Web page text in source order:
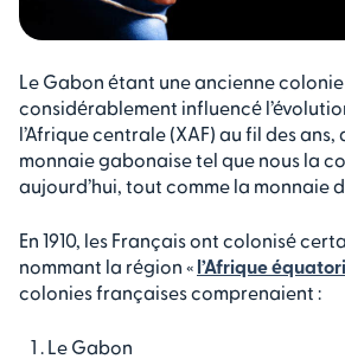
Le Gabon étant une ancienne
considérablement influencé
l’Afrique centrale (XAF) au fil des ans,
monnaie gabonaise tel que nous la
aujourd’hui, tout comme la monnaie
En 1910, les Français ont colonisé
nommant la région « l’Afrique
colonies françaises comprenaient :
Le Gabon